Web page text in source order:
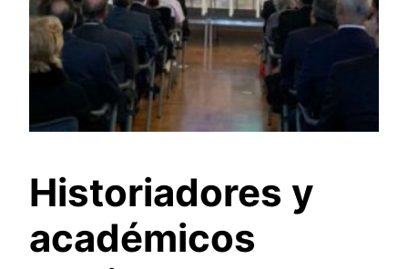
Historiadores y
académicos